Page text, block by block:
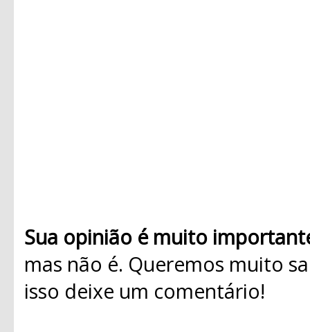
Sua opinião é muito
mas não é. Queremos muito
isso deixe um comentário!